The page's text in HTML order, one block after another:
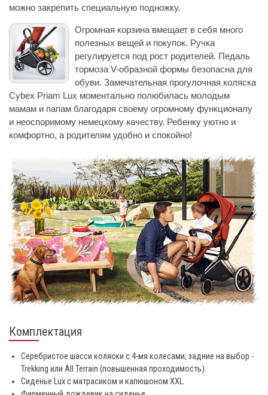
можно закрепить специальную подножку.
Огромная корзина вмещает в себя много
полезных вещей и покупок. Ручка
регулируется под рост родителей. Педаль
тормоза V-образной формы безопасна для
обуви. Замечательная прогулочная коляска
Cybex Priam Lux моментально полюбилась молодым
мамам и папам благодаря своему огромному функционалу
и неоспоримому немецкому качеству. Ребенку уютно и
комфортно, а родителям удобно и спокойно!
Комплектация
Серебристое шасси коляски с 4-мя колесами, задние на выбор -
Trekking или All Terrain (повышенная проходимость).
Сиденье Lux с матрасиком и капюшоном XXL.